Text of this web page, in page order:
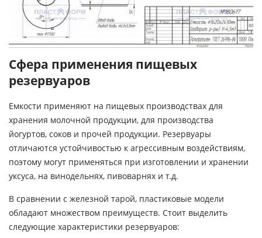
Сфера применения пищевых
резервуаров
Емкости применяют на пищевых производствах для
хранения молочной продукции, для производства
йогуртов, соков и прочей продукции. Резервуары
отличаются устойчивостью к агрессивным воздействиям,
поэтому могут применяться при изготовлении и хранении
уксуса, на винодельнях, пивоварнях и т.д.
В сравнении с железной тарой, пластиковые модели
обладают множеством преимуществ. Стоит выделить
следующие характеристики резервуаров: